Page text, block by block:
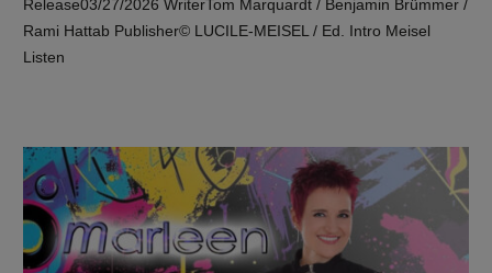
Release03/27/2026 WriterTom Marquardt / Benjamin Brümmer /
Rami Hattab Publisher© LUCILE-MEISEL / Ed. Intro Meisel
Listen